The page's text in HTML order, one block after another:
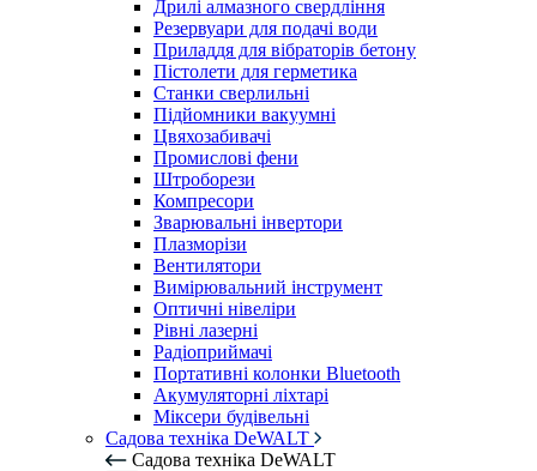
Дрилі алмазного свердління
Резервуари для подачі води
Приладдя для вібраторів бетону
Пістолети для герметика
Станки сверлильні
Підйомники вакуумні
Цвяхозабивачі
Промислові фени
Штроборези
Компресори
Зварювальні інвертори
Плазморізи
Вентилятори
Вимірювальний інструмент
Оптичні нівеліри
Рівні лазерні
Радіоприймачі
Портативні колонки Bluetooth
Акумуляторні ліхтарі
Міксери будівельні
Садова техніка DeWALT
Садова техніка DeWALT